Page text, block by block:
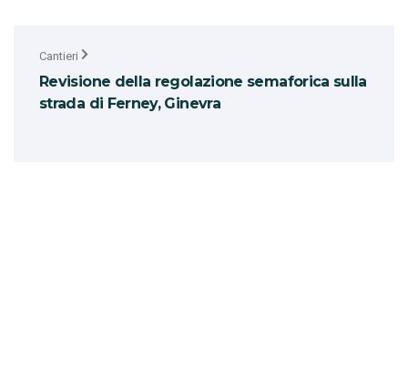
Cantieri
Revisione della regolazione semaforica sulla
strada di Ferney, Ginevra